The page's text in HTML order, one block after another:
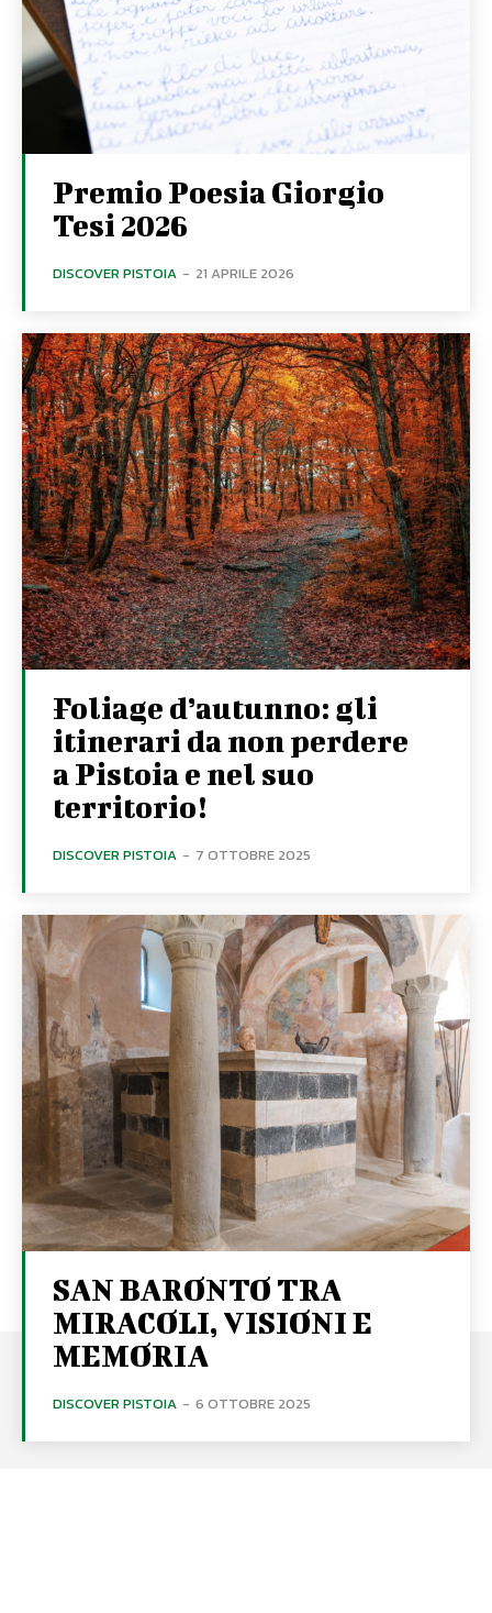
Premio Poesia Giorgio
Tesi 2026
DISCOVER PISTOIA - 21 APRILE 2026
Foliage d’autunno: gli
itinerari da non perdere
a Pistoia e nel suo
territorio!
DISCOVER PISTOIA - 7 OTTOBRE 2025
SAN BARONTO TRA
MIRACOLI, VISIONI E
MEMORIA
DISCOVER PISTOIA - 6 OTTOBRE 2025